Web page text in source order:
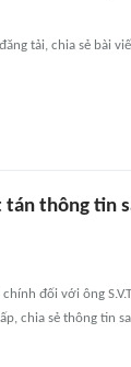
tải, chia sẻ bài
thông tin
đối với ông
chia sẻ thông tin